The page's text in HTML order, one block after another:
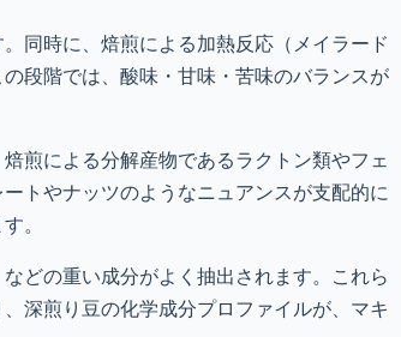
同時に、焙煎による加熱反応（メイラード
段階では、酸味・甘味・苦味のバランスが
煎による分解産物であるラクトン類やフェ
トやナッツのようなニュアンスが支配的に
。
どの重い成分がよく抽出されます。これら
深煎り豆の化学成分プロファイルが、マキ